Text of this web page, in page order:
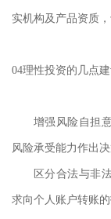
实机构及产品资质
04理性投资的几点
增强风险自担
风险承受能力作出
区分合法与非
求向个人账户转账的